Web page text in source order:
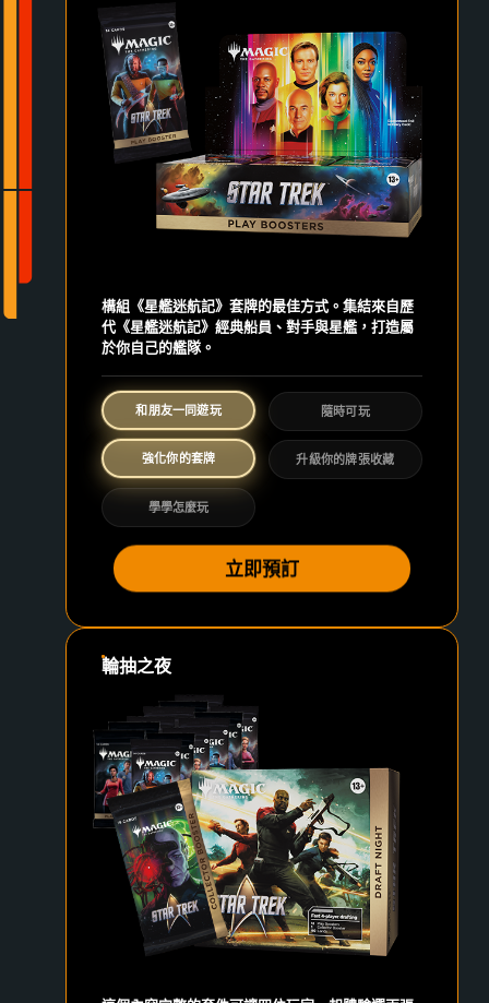
構組《星艦迷航記》套牌的最佳方式。集結來自歷
代《星艦迷航記》經典船員、對手與星艦，打造屬
於你自己的艦隊。
和朋友一同遊玩 隨時可玩
強化你的套牌 升級你的牌張收藏
學學怎麼玩
立即預訂
輪抽之夜